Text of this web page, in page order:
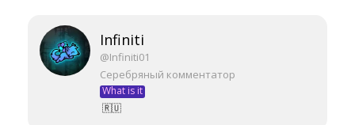
Infiniti
@Infiniti01
Серебряный комментатор
What is it
🇷🇺